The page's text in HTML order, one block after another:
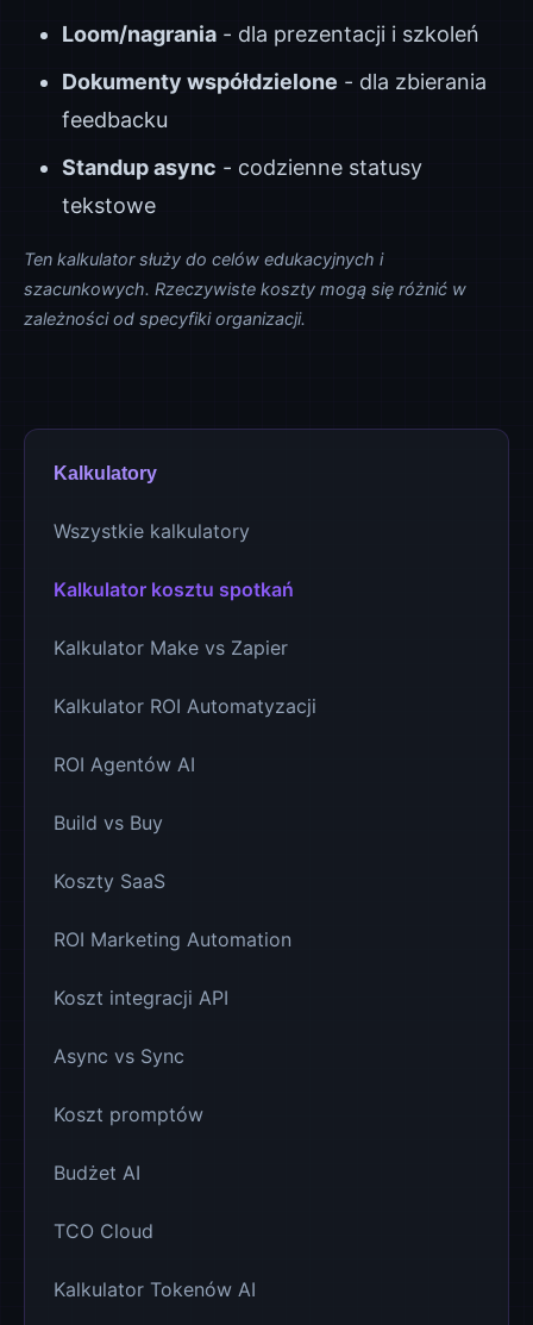
Loom/nagrania - dla prezentacji i szkoleń
Dokumenty współdzielone - dla zbierania
feedbacku
Standup async - codzienne statusy
tekstowe
Ten kalkulator służy do celów edukacyjnych i
szacunkowych. Rzeczywiste koszty mogą się różnić w
zależności od specyfiki organizacji.
Kalkulatory
Wszystkie kalkulatory
Kalkulator kosztu spotkań
Kalkulator Make vs Zapier
Kalkulator ROI Automatyzacji
ROI Agentów AI
Build vs Buy
Koszty SaaS
ROI Marketing Automation
Koszt integracji API
Async vs Sync
Koszt promptów
Budżet AI
TCO Cloud
Kalkulator Tokenów AI